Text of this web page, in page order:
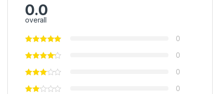
0.0
overall
0
0
0
0